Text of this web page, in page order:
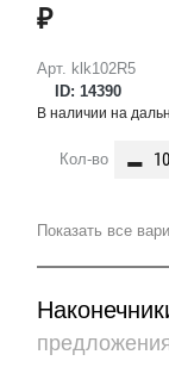
Арт. klk102R5
ID: 14390
₽
В наличии на
Кол-во -
Показать все